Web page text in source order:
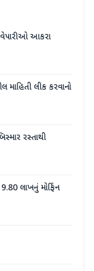
વેપારીઓ આકરા
માહિતી લીક કરવાનો
રસ્તાથી
લાખનું મોર્ફિન